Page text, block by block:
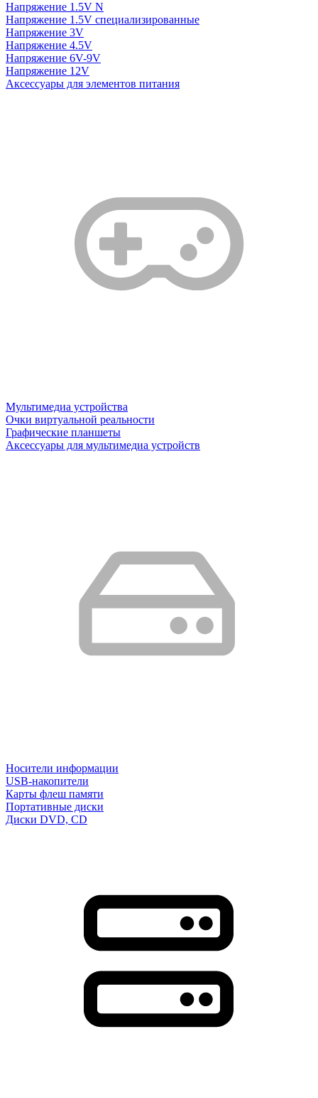
Напряжение 1.5V N
Напряжение 1.5V специализированные
Напряжение 3V
Напряжение 4.5V
Напряжение 6V-9V
Напряжение 12V
Аксессуары для элементов питания
Мультимедиа устройства
Очки виртуальной реальности
Графические планшеты
Аксессуары для мультимедиа устройств
Носители информации
USB-накопители
Карты флеш памяти
Портативные диски
Диски DVD, CD